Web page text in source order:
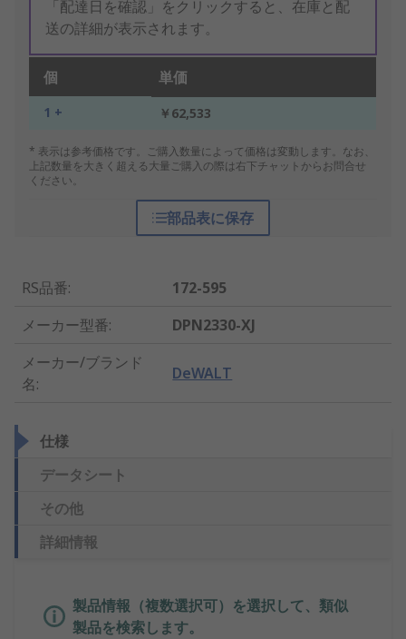
「配達日を確認」をクリックすると、在庫と配
送の詳細が表示されます。
個 単価
1 + ￥62,533
* 表示は参考価格です。ご購入数量によって価格は変動します。なお、
上記数量を大きく超える大量ご購入の際は右下チャットからお問合せ
ください。
部品表に保存
RS品番:
172-595
メーカー型番:
DPN2330-XJ
メーカー/ブランド
名:
DeWALT
仕様
データシート
その他
詳細情報
製品情報（複数選択可）を選択して、類似
製品を検索します。